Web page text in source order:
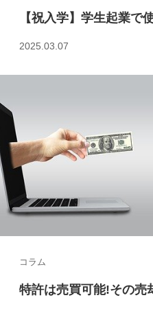
【祝入学】学生起業で
2025.03.07
コラム
特許は売買可能!その売